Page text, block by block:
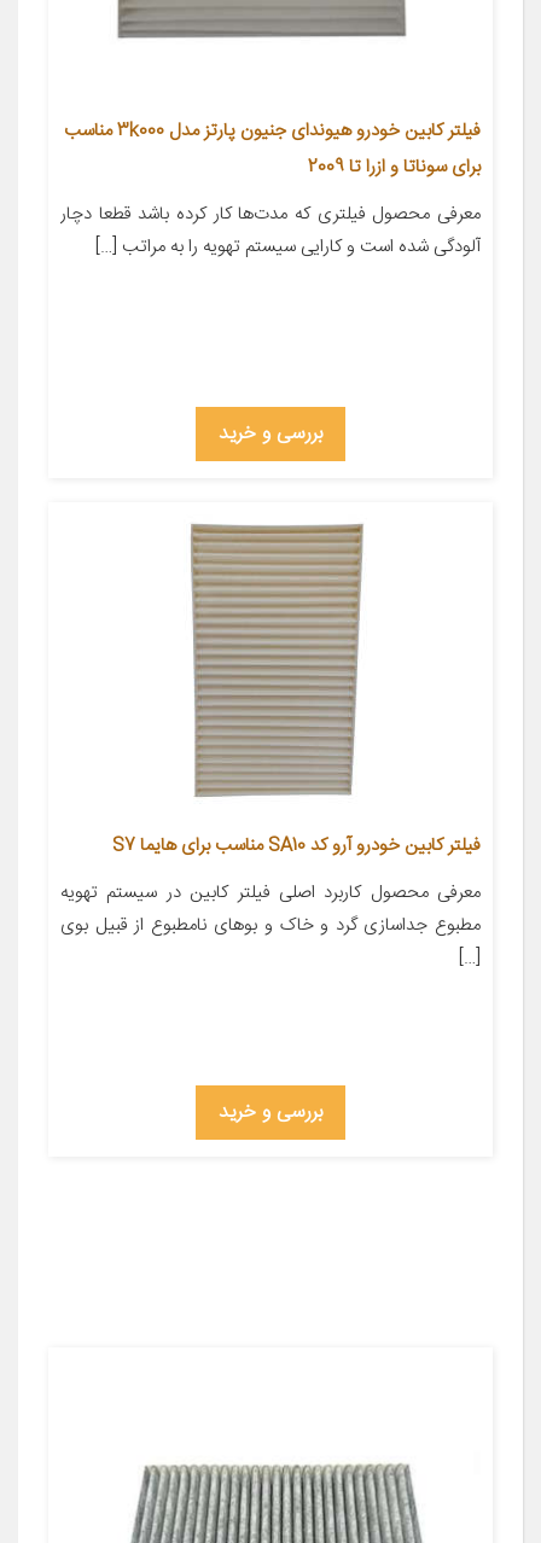
فیلتر کابین خودرو هیوندای جنیون پارتز مدل 3k000 مناسب
برای سوناتا و ازرا تا 2009
معرفی محصول فیلتری که مدت‌ها کار کرده باشد قطعا دچار
آلودگی شده است و کارایی سیستم تهویه را به مراتب […]
بررسی و خرید
فیلتر کابین خودرو آرو کد SA10 مناسب برای هایما S7
معرفی محصول کاربرد اصلی فیلتر کابین در سیستم تهویه
مطبوع جداسازی گرد و خاک و بوهای نامطبوع از قبیل بوی
[…]
بررسی و خرید